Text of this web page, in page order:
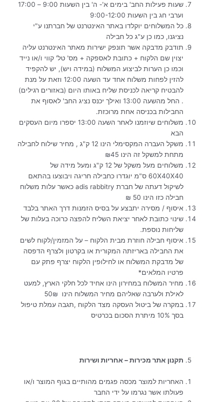
שעות פעילות החב' בימים א'- ה' בין השעות 9:00 – 17:00
וערבי חג בין השעות 9:00-12:00
כל המשלוחים יוקלדו באתר האינטרנט של חברתנו ע"י
נציגנו, כמו כן ע"ג כל חבילה
תודבק מדבקה אשר תונפק ישירות מאתר האינטרנט עליה
יצוין שם הלקוח + כתובת לאספקה + מס' טל' קווי ו/או נייד
וכמו כן הערות לביצוע המשלוח (במידה ויש), יש להקפיד
להזין לפחות משלוח אחד עד השעה 12:00 וזאת על מנת
להבטיח קריאה לכניסת שליח באותו היום (באזורים רגילים)
. החל מהשעה 13:00 ואילך יכנס נציג החב' לאסוף את
החבילות בכניסה אחת מרוכזת.
משלוחים שיוזמנו לאחר השעה 13:00 יספרו מיום העסקים
הבא
משקל העברה המקסימלי הינו 12 ק"ג , מחיר שילוח לחבילה
מתחת למשקל זה הינו ₪45
משלוחים מעל משקל של 12 ק"ג ומעל מידה של
60X40X40 ס"מ יוגדרו כחבילה חריגה ויבוצעו בהתאם
לשיקול דעתה של חברת adis rabbitry כאשר עלות משלוח
חבילה כזו הינו 50 ₪
איסוף / מסירה יתבצע על בסיס הזמנות דרך האתר בלבד
שינוי כתובת לאחר יציאת השליח להפצה כרוכה בעלות של
שליחות נוספת.
איסוף חבילה חוזרת מבית הלקוח – על המזמין/לקוח לשים
את החבילה באריזתה המקורית או בקרטון ולצרף הדפסה
של מדבקת המשלוח או לחילופין הלקוח יצרף פתק עם
פרטיו המלאים*
מחיר המשלוח במחירון הינו אחיד לכל חלקי הארץ, למעט
לאילת ולערבה שאליהם מחיר המשלוח הינו 50₪
במקרה של ביטול העסקה מצד הלקוח ,תגבה עמלת טיפול
בסך 10% מיתרת הסכום בכרטיס
תקנון אתר מכירות – אחריות ושירות
האחריות למוצר מכסה פגמים מהותיים בגוף המוצר ו/או
פעולתו אשר נגרמו על ידי החבר